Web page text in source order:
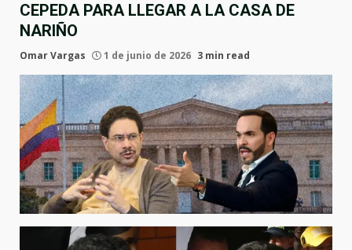
CEPEDA PARA LLEGAR A LA CASA DE
NARIÑO
Omar Vargas 1 de junio de 2026 3 min read